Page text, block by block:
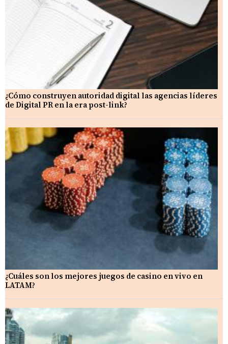
¿Cómo construyen autoridad digital las agencias líderes
de Digital PR en la era post-link?
¿Cuáles son los mejores juegos de casino en vivo en
LATAM?